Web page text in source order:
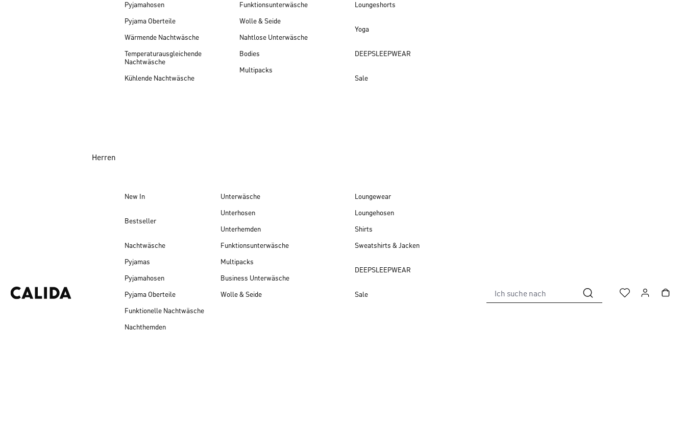
Pyjamahosen
Pyjama Oberteile
Wärmende Nachtwäsche
Temperaturausgleichende
Nachtwäsche
Kühlende Nachtwäsche
Funktionsunterwäsche
Wolle & Seide
Nahtlose Unterwäsche
Bodies
Multipacks
Loungeshorts
Yoga
DEEPSLEEPWEAR
Sale
Herren
New In
Bestseller
Nachtwäsche
Pyjamas
Pyjamahosen
Pyjama Oberteile
Funktionelle Nachtwäsche
Nachthemden
Unterwäsche
Unterhosen
Unterhemden
Funktionsunterwäsche
Multipacks
Business Unterwäsche
Wolle & Seide
Loungewear
Loungehosen
Shirts
Sweatshirts & Jacken
DEEPSLEEPWEAR
Sale